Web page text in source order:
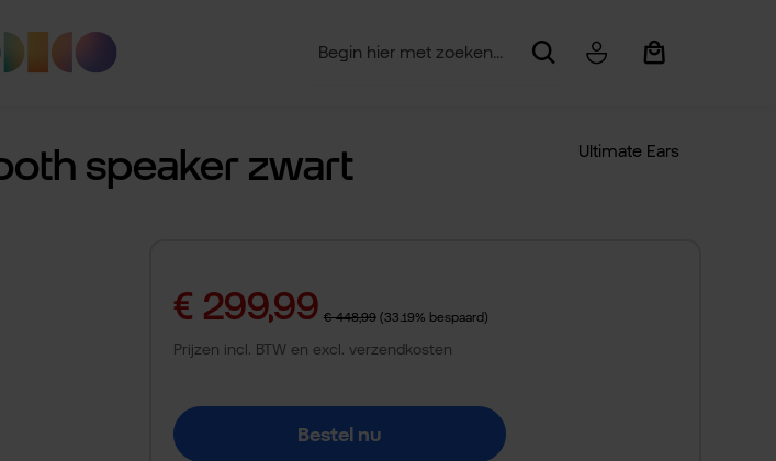
Winkelwagentje
speaker zwart Ultimate Ears
Verkoopprijs:
€ 299,99 Normale prijs:
€ 448,99 (33.19% bespaard)
Prijzen incl. BTW en excl. verzendkosten
Bestel nu